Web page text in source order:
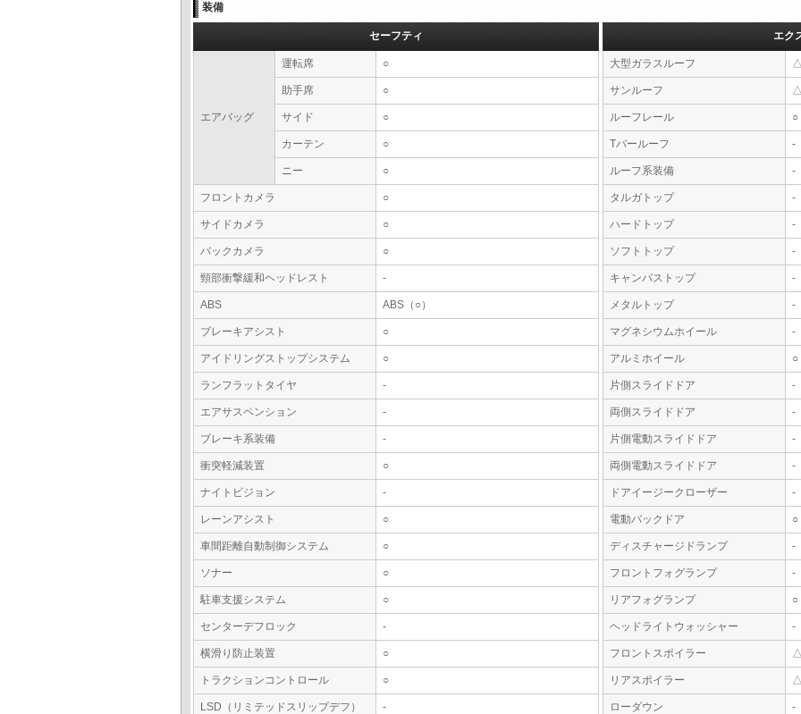
装備
セーフティ
エアバッグ
運転席 ○
助手席 ○
サイド ○
カーテン ○
ニー ○
フロントカメラ ○
サイドカメラ ○
バックカメラ ○
頸部衝撃緩和ヘッドレスト -
ABS ABS（○）
ブレーキアシスト ○
アイドリングストップシステム ○
ランフラットタイヤ -
エアサスペンション -
ブレーキ系装備 -
衝突軽減装置 ○
ナイトビジョン -
レーンアシスト ○
車間距離自動制御システム ○
ソナー ○
駐車支援システム ○
センターデフロック -
横滑り防止装置 ○
トラクションコントロール ○
LSD（リミテッドスリップデフ） -
エク
大型ガラスルーフ
サンルーフ
ルーフレール ○
Tバールーフ -
ルーフ系装備 -
タルガトップ -
ハードトップ -
ソフトトップ -
キャンバストップ -
メタルトップ -
マグネシウムホイール -
アルミホイール ○
片側スライドドア -
両側スライドドア -
片側電動スライドドア -
両側電動スライドドア -
ドアイージークローザー -
電動バックドア ○
ディスチャージドランプ -
フロントフォグランプ -
リアフォグランプ ○
ヘッドライトウォッシャー -
フロントスポイラー
リアスポイラー
ローダウン -